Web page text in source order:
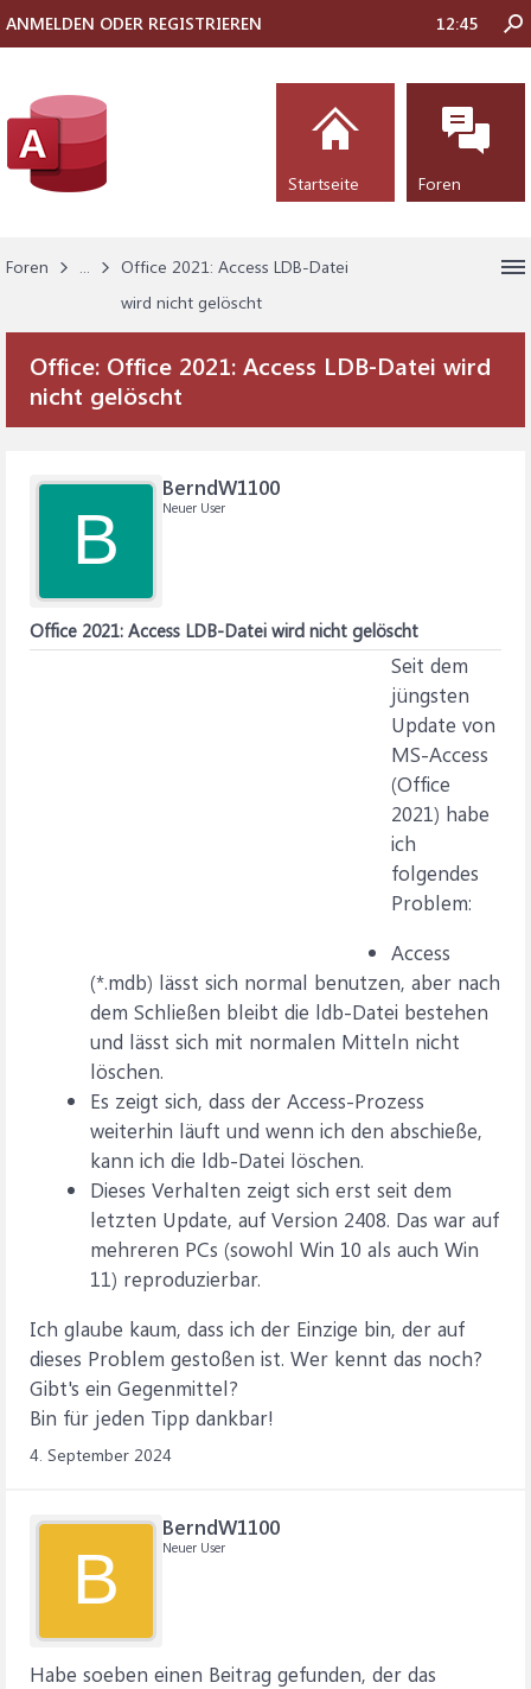
Foren ...
Office 2021: Access LDB-Datei
wird nicht gelöscht
Office: Office 2021: Access LDB-Datei wird
nicht gelöscht
B
BerndW1100
Neuer User
Office 2021: Access LDB-Datei wird nicht gelöscht
Seit dem
jüngsten
Update von
MS-Access
(Office
2021) habe
ich
folgendes
Problem:
Access
(*.mdb) lässt sich normal benutzen, aber nach
dem Schließen bleibt die ldb-Datei bestehen
und lässt sich mit normalen Mitteln nicht
löschen.
Es zeigt sich, dass der Access-Prozess
weiterhin läuft und wenn ich den abschieße,
kann ich die ldb-Datei löschen.
Dieses Verhalten zeigt sich erst seit dem
letzten Update, auf Version 2408. Das war auf
mehreren PCs (sowohl Win 10 als auch Win
11) reproduzierbar.
Ich glaube kaum, dass ich der Einzige bin, der auf
dieses Problem gestoßen ist. Wer kennt das noch?
Gibt's ein Gegenmittel?
Bin für jeden Tipp dankbar!
4. September 2024
B
BerndW1100
Neuer User
Habe soeben einen Beitrag gefunden, der das
ANMELDEN ODER REGISTRIEREN 12:45
Startseite Foren